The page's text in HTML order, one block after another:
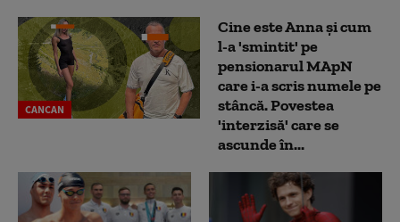
CANCAN
Cine este Anna și cum
l-a 'smintit' pe
pensionarul MApN
care i-a scris numele pe
stâncă. Povestea
'interzisă' care se
ascunde în...